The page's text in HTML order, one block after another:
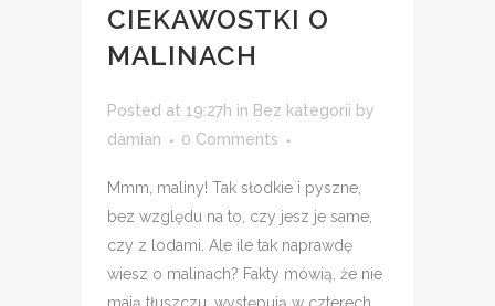
CIEKAWOSTKI O
MALINACH
Posted at 19:27h in Bez kategorii by
damian
0 Comments
Mmm, maliny! Tak słodkie i pyszne,
bez względu na to, czy jesz je same,
czy z lodami. Ale ile tak naprawdę
wiesz o malinach? Fakty mówią, że nie